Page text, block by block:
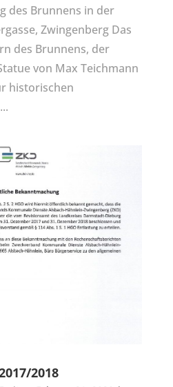
des Brunnens in der
Zwingenberg Das
des Brunnens, der
von Max Teichmann
historischen
2018